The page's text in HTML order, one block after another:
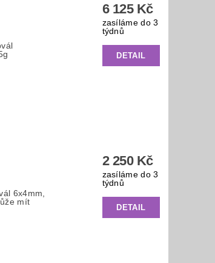
6 125 Kč
zasíláme do 3
týdnů
DETAIL
6x4mm,
mít
2 250 Kč
zasíláme do 3
týdnů
DETAIL